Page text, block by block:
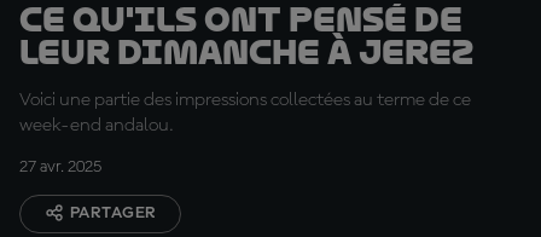
Ce qu'ils ont pensé de
leur dimanche à Jerez
Voici une partie des impressions collectées au terme de ce
week-end andalou.
27 avr. 2025
PARTAGER